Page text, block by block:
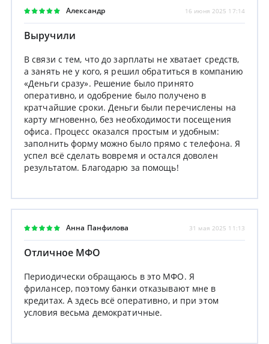
Александр 16 июня 2025 17:14
Выручили
В связи с тем, что до зарплаты не хватает средств,
а занять не у кого, я решил обратиться в компанию
«Деньги сразу». Решение было принято
оперативно, и одобрение было получено в
кратчайшие сроки. Деньги были перечислены на
карту мгновенно, без необходимости посещения
офиса. Процесс оказался простым и удобным:
заполнить форму можно было прямо с телефона. Я
успел всё сделать вовремя и остался доволен
результатом. Благодарю за помощь!
Анна Панфилова 31 мая 2025 11:13
Отличное МФО
Периодически обращаюсь в это МФО. Я
фрилансер, поэтому банки отказывают мне в
кредитах. А здесь всё оперативно, и при этом
условия весьма демократичные.